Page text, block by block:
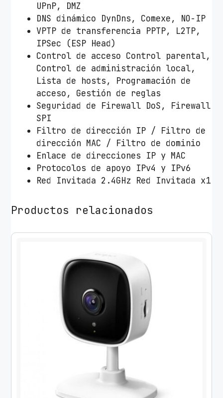
UPnP, DMZ
DNS dinámico DynDns, Comexe, NO-IP
VPTP de transferencia PPTP, L2TP,
IPSec (ESP Head)
Control de acceso Control parental,
Control de administración local,
Lista de hosts, Programación de
acceso, Gestión de reglas
Seguridad de Firewall DoS, Firewall
SPI
Filtro de dirección IP / Filtro de
dirección MAC / Filtro de dominio
Enlace de direcciones IP y MAC
Protocolos de apoyo IPv4 y IPv6
Red Invitada 2.4GHz Red Invitada x1
Productos relacionados